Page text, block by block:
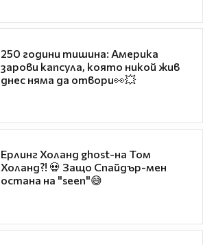
250 години тишина: Америка
зарови капсула, която никой жив
днес няма да отвори👀💥
Ерлинг Холанд ghost-на Том
Холанд?! 💀 Защо Спайдър-мен
остана на "seen"😅